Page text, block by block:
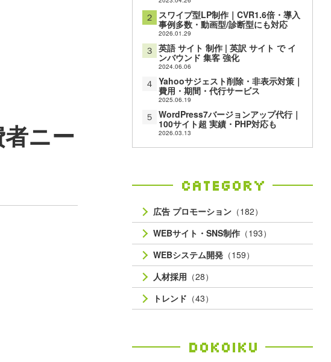
ニー
２ スワイプ型LP制作｜CVR1.6倍・導入
事例多数・動画型/診断型にも対応
2026.01.29
３ 英語 サイト 制作 | 英訳 サイト で イ
ンバウンド 集客 強化
2024.06.06
４ Yahooサジェスト削除・非表示対策｜
費用・期間・代行サービス
2025.06.19
５ WordPress7バージョンアップ代行｜
100サイト超 実績・PHP対応も
2026.03.13
Category
広告 プロモーション （182）
WEBサイト・SNS制作 （193）
WEBシステム開発 （159）
人材採用 （28）
トレンド （43）
Dokoiku